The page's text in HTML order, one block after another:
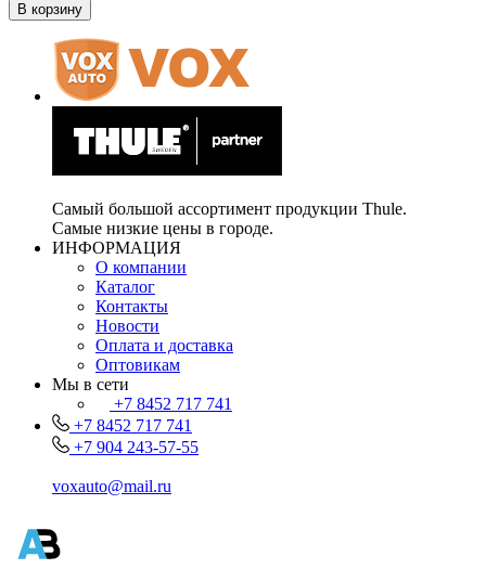
В корзину
Самый большой ассортимент продукции Thule.
Самые низкие цены в городе.
ИНФОРМАЦИЯ
О компании
Каталог
Контакты
Новости
Оплата и доставка
Оптовикам
Мы в сети
+7 8452 717 741
+7 8452 717 741
+7 904 243-57-55
voxauto@mail.ru